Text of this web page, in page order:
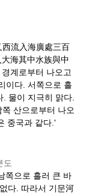
流入海廣處三百
海其中水族與中
계로부터 나오고
이다. 서쪽으로 흘
. 물이 지극히 맑다.
산으로부터 나오
중국과 같다.'
도
쪽으로 흘러 큰 바
다. 따라서 기문河